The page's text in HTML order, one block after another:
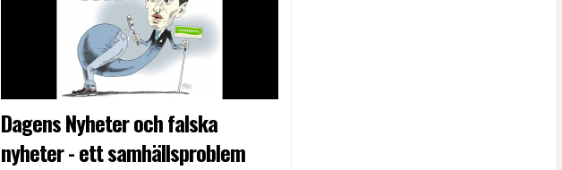
Dagens Nyheter och falska
nyheter - ett samhällsproblem